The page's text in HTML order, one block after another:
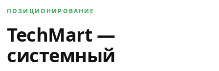
ПОЗИЦИОНИРОВАНИЕ
TechMart —
системный